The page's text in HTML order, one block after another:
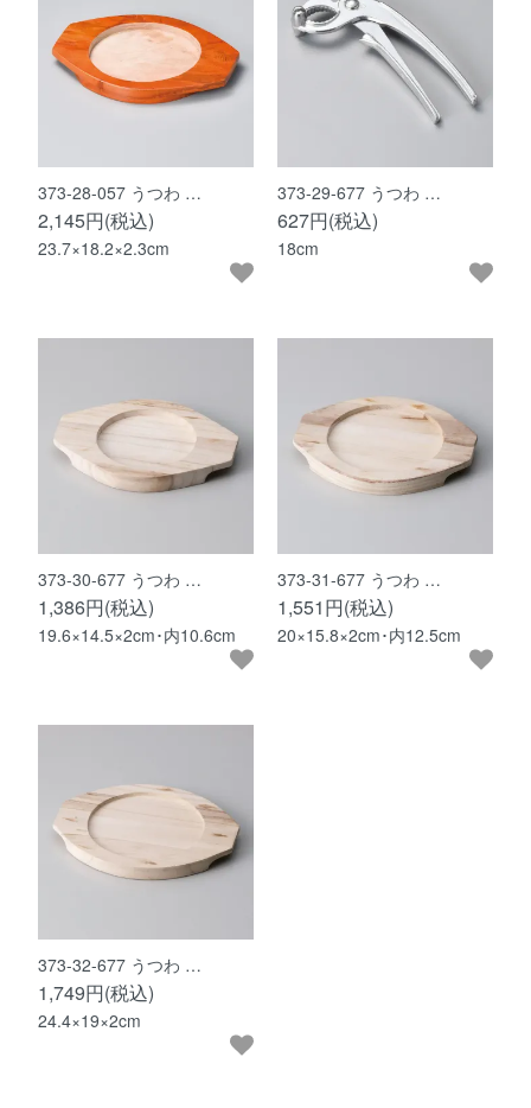
373-28-057 うつわ …
2,145円(税込)
23.7×18.2×2.3cm
373-29-677 うつわ …
627円(税込)
18cm
373-30-677 うつわ …
1,386円(税込)
19.6×14.5×2cm･内10.6cm
373-31-677 うつわ …
1,551円(税込)
20×15.8×2cm･内12.5cm
373-32-677 うつわ …
1,749円(税込)
24.4×19×2cm